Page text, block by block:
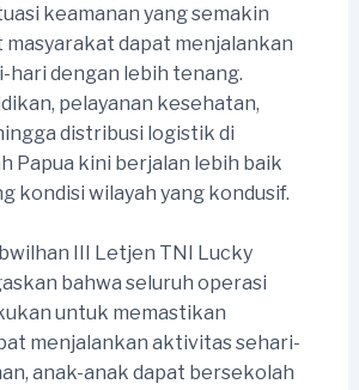
keamanan yang semakin
masyarakat dapat menjalankan
dengan lebih tenang.
pelayanan kesehatan,
distribusi logistik di
Papua kini berjalan lebih baik
kondisi wilayah yang kondusif.
III Letjen TNI Lucky
bahwa seluruh operasi
untuk memastikan
menjalankan aktivitas sehari-
anak-anak dapat bersekolah